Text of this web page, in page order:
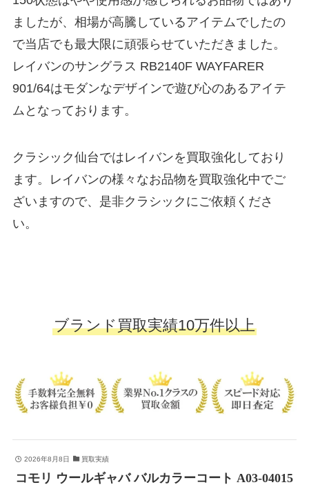
ましたが、相場が高騰しているアイテムでしたの
で当店でも最大限に頑張らせていただきました。
レイバンのサングラス RB2140F WAYFARER
901/64はモダンなデザインで遊び心のあるアイテ
ムとなっております。
クラシック仙台ではレイバンを買取強化しており
ます。レイバンの様々なお品物を買取強化中でご
ざいますので、是非クラシックにご依頼くださ
い。
ブランド買取実績10万件以上
2026年8月8日 買取実績
コモリ ウールギャバ バルカラーコート A03-04015